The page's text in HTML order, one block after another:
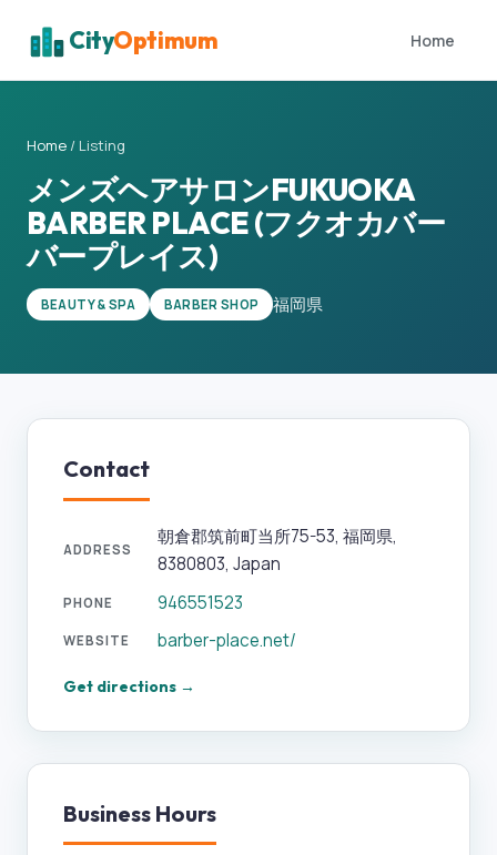
CityOptimum Home
Home / Listing
メンズヘアサロンFUKUOKA
BARBER PLACE (フクオカバー
バープレイス)
BEAUTY & SPA BARBER SHOP 福岡県
Contact
ADDRESS
朝倉郡筑前町当所75-53, 福岡県,
8380803, Japan
PHONE 946551523
WEBSITE barber-place.net/
Get directions →
Business Hours